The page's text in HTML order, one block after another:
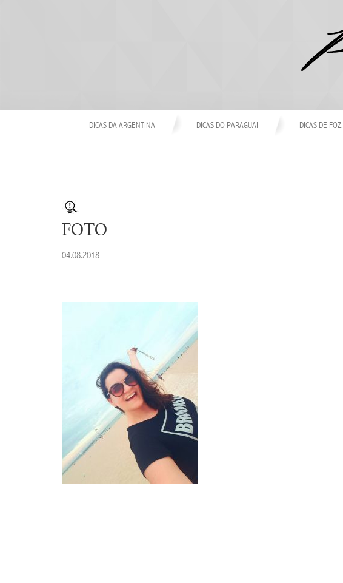
DICAS DA ARGENTINA DICAS DO PARAGUAI DICAS DE FOZ
FOTO
04.08.2018